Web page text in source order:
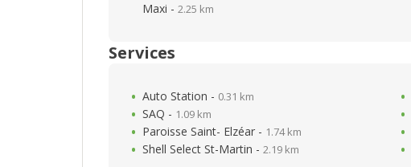
Maxi - 2.25 km
Services
Auto Station - 0.31 km
SAQ - 1.09 km
Paroisse Saint- Elzéar - 1.74 km
Shell Select St-Martin - 2.19 km